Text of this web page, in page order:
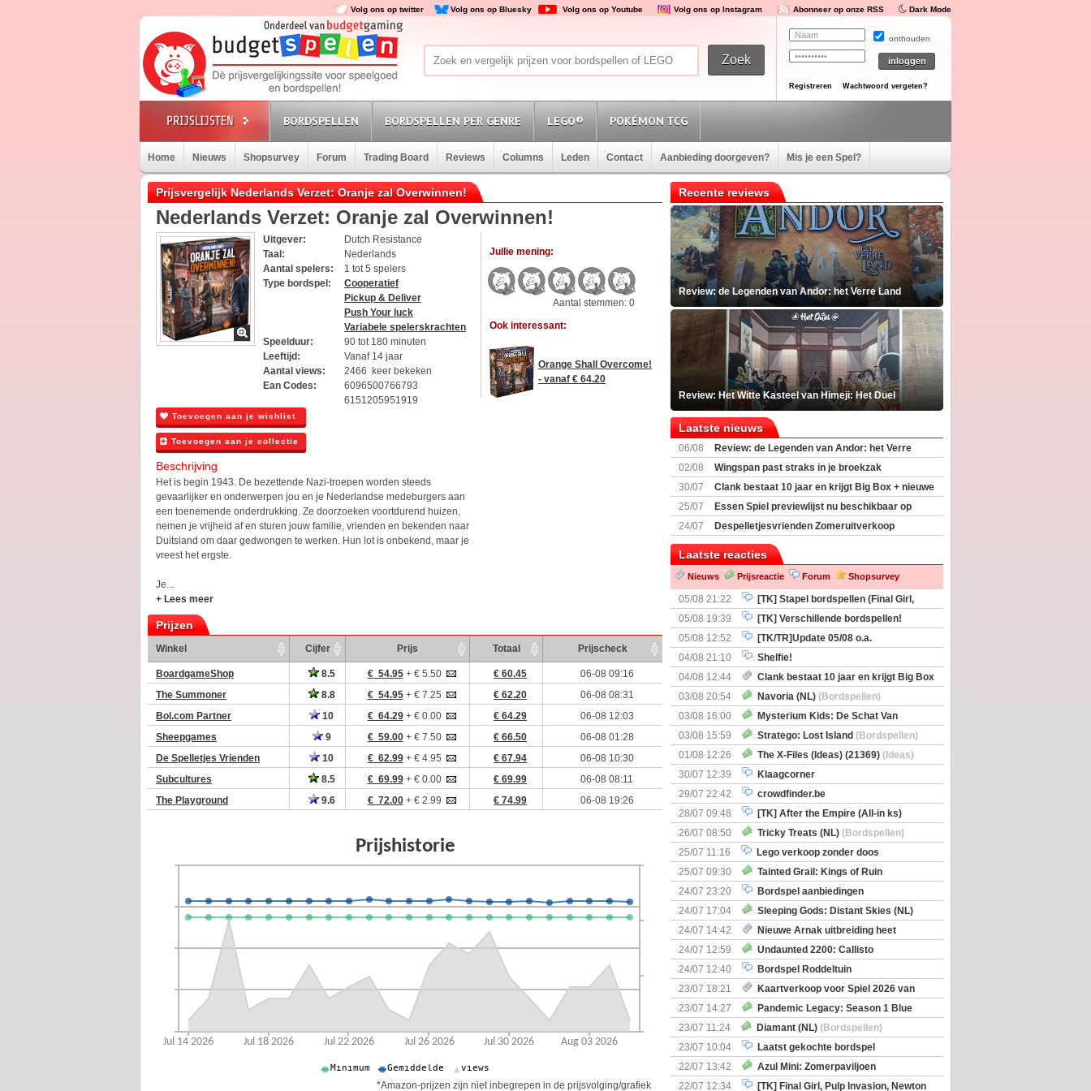
Volg ons op twitter Volg ons op Bluesky Volg ons op Youtube Volg ons op Instagram Abonneer op onze RSS Dark Mode
onthouden
Registreren Wachtwoord vergeten?
BORDSPELLEN BORDSPELLEN PER GENRE LEGO® POKÉMON TCG
Home Nieuws Shopsurvey Forum Trading Board Reviews Columns Leden Contact Aanbieding doorgeven? Mis je een Spel?
Prijsvergelijk Nederlands Verzet: Oranje zal Overwinnen!
Nederlands Verzet: Oranje zal Overwinnen!
Uitgever:
Dutch Resistance
Taal:
Nederlands
Aantal spelers:
1 tot 5 spelers
Type bordspel:
Cooperatief
Pickup & Deliver
Push Your luck
Variabele spelerskrachten
Speelduur:
90 tot 180 minuten
Leeftijd:
Vanaf 14 jaar
Aantal views:
2466 keer bekeken
Ean Codes:
6096500766793
6151205951919
Toevoegen aan je wishlist
Toevoegen aan je collectie
Beschrijving
Het is begin 1943. De bezettende Nazi-troepen worden steeds
gevaarlijker en onderwerpen jou en je Nederlandse medeburgers aan
een toenemende onderdrukking. Ze doorzoeken voortdurend huizen,
nemen je vrijheid af en sturen jouw familie, vrienden en bekenden naar
Duitsland om daar gedwongen te werken. Hun lot is onbekend, maar je
vreest het ergste.
Je...
+ Lees meer
Jullie mening:
Aantal stemmen: 0
Ook interessant:
Orange Shall Overcome!
- vanaf € 64.20
Prijzen
Winkel Cijfer Prijs Totaal Prijscheck
BoardgameShop 8.5 € 54.95+ € 5.50 € 60.45
06-08 09:16
The Summoner
8.8 € 54.95+ € 7.25 € 62.20
06-08 08:31
Bol.com Partner
10 € 64.29+ € 0.00 € 64.29
06-08 12:03
Sheepgames
9 € 59.00+ € 7.50 € 66.50
06-08 01:28
De Spelletjes Vrienden
10 € 62.99+ € 4.95 € 67.94
06-08 10:30
Subcultures
8.5 € 69.99+ € 0.00 € 69.99
06-08 08:11
The Playground
9.6 € 72.00+ € 2.99 € 74.99 06-08 19:26
*Amazon-prijzen zijn niet inbegrepen in de prijsvolging/grafiek
Recente reviews
Review: de Legenden van Andor: het Verre Land
Review: Het Witte Kasteel van Himeji: Het Duel
Laatste nieuws
06/08
Review: de Legenden van Andor: het Verre
Land
02/08
Wingspan past straks in je broekzak
30/07
Clank bestaat 10 jaar en krijgt Big Box + nieuwe
uitbreiding
25/07
Essen Spiel previewlijst nu beschikbaar op
Boardgamegeek
24/07
Despelletjesvrienden Zomeruitverkoop
Laatste reacties
Nieuws Prijsreactie Forum Shopsurvey
05/08 21:22
[TK] Stapel bordspellen (Final Girl,
Nemesis Retaliation, Zombicide Invader)
05/08 19:39
[TK] Verschillende bordspellen!
05/08 12:52
[TK/TR]Update 05/08 o.a.
Prijsverlagingen, Imperium Horizons, 20 Strong
04/08 21:10
Shelfie!
04/08 12:44
Clank bestaat 10 jaar en krijgt Big Box
+ nieuwe uitbreiding
03/08 20:54 Navoria (NL) (Bordspellen)
03/08 16:00
Mysterium Kids: De Schat Van
Kapitein Boe
(Bordspellen)
03/08 15:59 Stratego: Lost Island (Bordspellen)
01/08 12:26
The X-Files (Ideas) (21369) (Ideas)
30/07 12:39
Klaagcorner
29/07 22:42
crowdfinder.be
28/07 09:48
[TK] After the Empire (All-in ks)
26/07 08:50
Tricky Treats (NL) (Bordspellen)
25/07 11:16
Lego verkoop zonder doos
25/07 09:30
Tainted Grail: Kings of Ruin
Uitbreiding: Wyrd Encounters(Bordspellen)
24/07 23:20
Bordspel aanbiedingen
24/07 17:04
Sleeping Gods: Distant Skies (NL)
(Bordspellen)
24/07 14:42
Nieuwe Arnak uitbreiding heet
Surprise Shipments
24/07 12:59
Undaunted 2200: Callisto
(Bordspellen)
24/07 12:40
Bordspel Roddeltuin
23/07 18:21
Kaartverkoop voor Spiel 2026 van
start
23/07 14:27
Pandemic Legacy: Season 1 Blue
(Bordspellen)
23/07 11:24 Diamant (NL) (Bordspellen)
23/07 10:04
Laatst gekochte bordspel
22/07 13:42
Azul Mini: Zomerpaviljoen
(Bordspellen)
22/07 12:34 [TK] Final Girl, Pulp Invasion, Newton